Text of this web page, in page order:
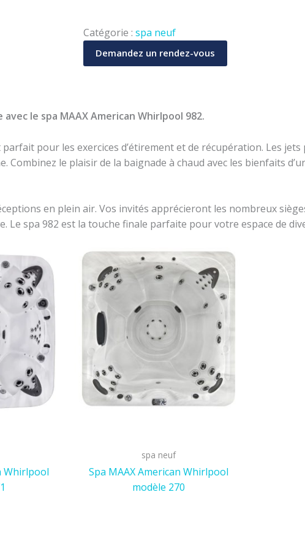
Catégorie : spa neuf
Demandez un rendez-vous
le spa MAAX American Whirlpool 982.
pour les exercices d’étirement et de récupération. Les
le plaisir de la baignade à chaud avec les bienfaits
en plein air. Vos invités apprécieront les nombreux
Le spa 982 est la touche finale parfaite pour votre espace de
Whirlpool
spa neuf
Spa MAAX American Whirlpool
modèle 270